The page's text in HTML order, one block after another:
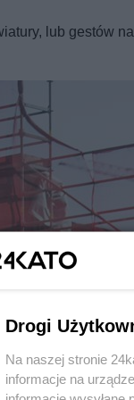
lub gestów
Drogi
Na naszej stronie
informacje na